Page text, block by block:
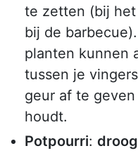
te zetten (bij
bij de
planten kunnen
tussen je
geur af te
houdt.
Potpourri: droog